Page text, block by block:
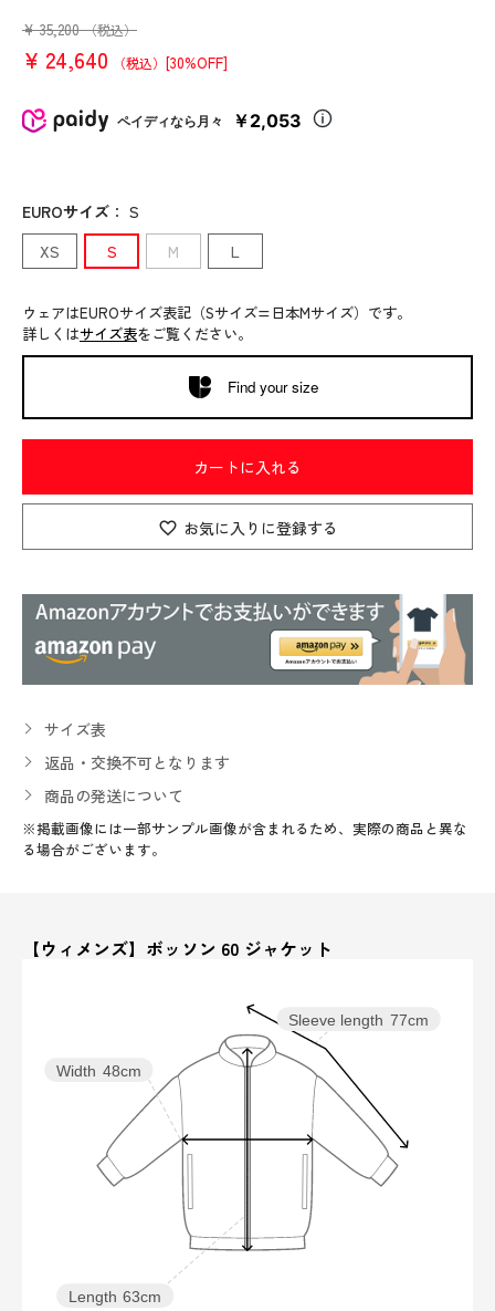
¥ 35,200 （税込）
¥ 24,640 （税込） [30%OFF]
ペイディなら月々 ￥2,053
EUROサイズ ： S
XS
S M L
ウェアはEUROサイズ表記（Sサイズ=日本Mサイズ）です。
詳しくはサイズ表をご覧ください。
Find your size
カートに入れる
お気に入りに登録する
サイズ表
返品・交換不可となります
商品の発送について
※掲載画像には一部サンプル画像が含まれるため、実際の商品と異な
る場合がございます。
【ウィメンズ】ボッソン 60 ジャケット
Sleeve length 77cm
Length 63cm
Width 48cm